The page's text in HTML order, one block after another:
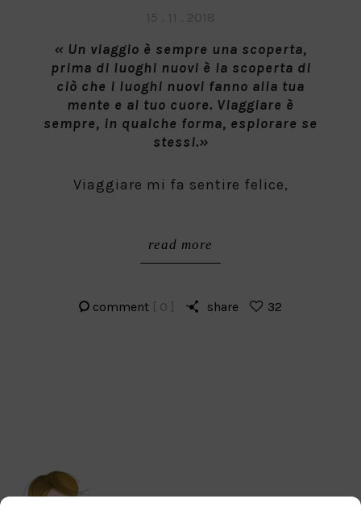
« Un viaggio è sempre una scoperta,
prima di luoghi nuovi è la scoperta di
ciò che i luoghi nuovi fanno alla tua
mente e al tuo cuore. Viaggiare è
sempre, in qualche forma, esplorare se
stessi.»
Viaggiare mi fa sentire felice,
read more
comment [ 0 ] share 32